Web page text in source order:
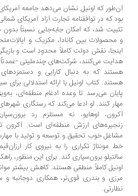
که اونیل نشان می‌دهد جامعه آمریکای
شد، که امکان جابه‌جایی نسبتاً بدون
بین کانادا، مکزیک و ایالات‌متحده
نقش دولت کاملاً محدود است و بازیگران
می‌کنند، شرکت‌های چندملیتی -عمدتاً از
که به دنبال کارایی و دستمزدهای
کتاب اونیل با ارائه استدلالی برای
می‌رسد تا وعده ادغام منطقه‌ای، به‌ویژه در
کنند. او ادعا می‌کند که رستگاری شهرهای کمربند
اوهایو، نه مستلزم رد برون‌سپاری،
ارزش منطقه‌ای است. آکرون تنها
خوب تحقیق و توسعه و تولید با مهارت بالا
مونتاژ تکراری را به نیروی کار ارزان‌قیمت در
برون‌سپاری کند. برای این منظور،
کاملاً منطقی هستند: کاهش بیشتر موانع
و بندری قوی‌تر، همکاری دوجانبه و